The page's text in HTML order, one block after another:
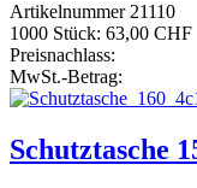
Artikelnummer 21110
1000 Stück: 63,00 CHF
Preisnachlass:
MwSt.-Betrag:
Schutztasche